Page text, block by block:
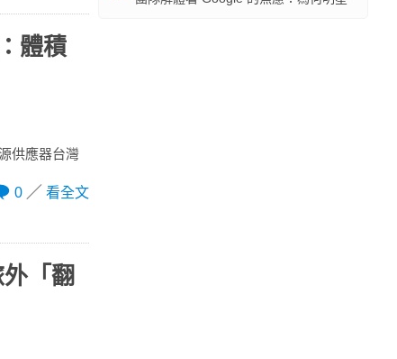
體積
供應器台灣
0
看全文
「翻